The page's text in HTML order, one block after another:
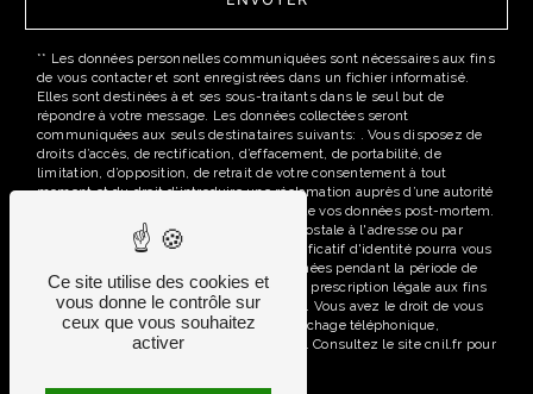
** Les données personnelles communiquées sont nécessaires aux fins
de vous contacter et sont enregistrées dans un fichier informatisé.
Elles sont destinées à et ses sous-traitants dans le seul but de
répondre à votre message. Les données collectées seront
communiquées aux seuls destinataires suivants: . Vous disposez de
droits d’accès, de rectification, d’effacement, de portabilité, de
limitation, d’opposition, de retrait de votre consentement à tout
moment et du droit d’introduire une réclamation auprès d’une autorité
de contrôle, ainsi que d’organiser le sort de vos données post-mortem.
Vous pouvez exercer ces droits par voie postale à l'adresse ou par
courrier électronique à l'adresse . Un justificatif d'identité pourra vous
être demandé. Nous conservons vos données pendant la période de
prise de contact puis pendant la durée de prescription légale aux fins
probatoires et de gestion des contentieux. Vous avez le droit de vous
inscrire sur la liste d'opposition au démarchage téléphonique,
disponible à cette adresse:
. Consultez le site cnil.fr pour
Ce site utilise des cookies et
vous donne le contrôle sur
ceux que vous souhaitez
activer